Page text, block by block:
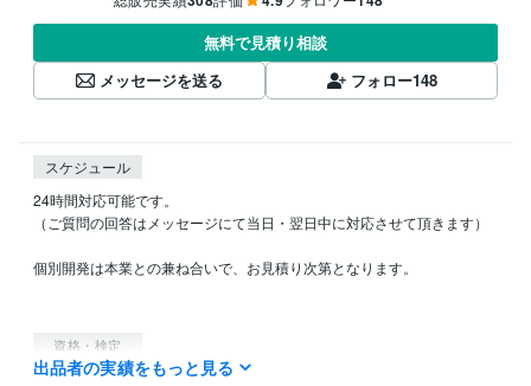
無料で見積り相談
メッセージを送る
フォロー148
スケジュール
24時間対応可能です。
（ご質問の回答はメッセージにて当日・翌日中に対応させて頂きます）
個別開発は本業との兼ね合いで、お見積り次第となります。
資格・検定
AWS ソリューションアーキテクト
出品者の実績をもっと見る